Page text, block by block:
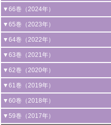
2号 コンピューター技術により加速する
触媒開発
3号 有機分子変換やCO 資源化のための
光触媒に関する最近の研究
B号 第137回触媒討論会（2026年）
1号 CO
水素化によるグリーン燃料/グリ
ーンケミカル製造
2号 水素製造のための水分解技術に関す
る最近の研究
3号 オレフィン系樹脂の精密合成に関す
る最新技術
4号 アルコール類の効率的変換を実現す
る非貴金属触媒の研究動向
5号 ゼオライトの合成と応用における研
▼66巻（2024年）
1号 低次元ナノ構造を有する触媒材料
2号 規制反応場を活用した固体触媒研究
の新展開
3号 未踏分子変換を目指した酸化触媒プ
ロセスの最前線
4号 シンクロトロン放射光および中性子
線を利用した触媒解析技術の最先端
5号 単原子触媒
▼65巻（2023年）
1号 炭素が関わる触媒機能
2号 プラスチックケミカルリサイクルの
ための触媒技術
3号 非酸化物系金属化合物を基盤とした
触媒材料の開発
4号 格子酸素・格子酸素欠陥を利用した
触媒反応
▼64巻（2022年）
1号 合成ガス製造とCOを用いるケミカル
ズ合成の最新動向
2号 化学品合成のための合金触媒開発
3号 CO の排出削減および有効活用のた
めの触媒技術
4号 若手による情報発信企画～とびたて
▼63巻（2021年）
1号 金触媒の新展開
2号 ペロブスカイト
3号 特殊反応場を利用した触媒的分子変
換反応
4号 多孔質材料を用いた触媒の新展開
▼62巻（2020年）
1号 触媒設計を拓く欠陥構造のキャラク
タリゼーション
2号 機能化学品製造に資するクリーンな
触媒的酸化反応
▼61巻（2019年）
1号 物質移動制御に着目した触媒プロセ
ス開発
▼60巻（2018年）
1号 固体酸触媒の最新の研究動向
▼59巻（2017年）